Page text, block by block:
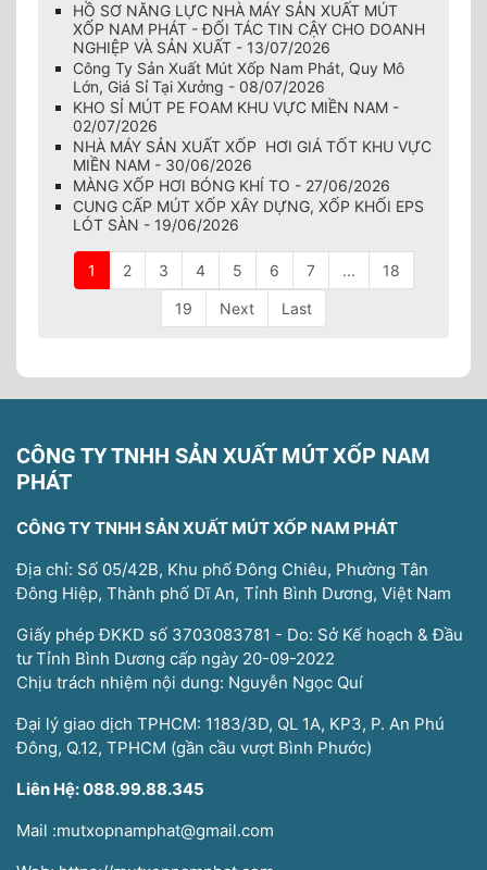
HỒ SƠ NĂNG LỰC NHÀ MÁY SẢN XUẤT MÚT
XỐP NAM PHÁT - ĐỐI TÁC TIN CẬY CHO DOANH
NGHIỆP VÀ SẢN XUẤT - 13/07/2026
Công Ty Sản Xuất Mút Xốp Nam Phát, Quy Mô
Lớn, Giá Sỉ Tại Xưởng - 08/07/2026
KHO SỈ MÚT PE FOAM KHU VỰC MIỀN NAM -
02/07/2026
NHÀ MÁY SẢN XUẤT XỐP HƠI GIÁ TỐT KHU VỰC
MIỀN NAM - 30/06/2026
MÀNG XỐP HƠI BÓNG KHÍ TO - 27/06/2026
CUNG CẤP MÚT XỐP XÂY DỰNG, XỐP KHỐI EPS
LÓT SÀN - 19/06/2026
1 2 3 4 5 6 7 ... 18
19 Next Last
CÔNG TY TNHH SẢN XUẤT MÚT XỐP NAM
PHÁT
CÔNG TY TNHH SẢN XUẤT MÚT XỐP NAM PHÁT
Địa chỉ: Số 05/42B, Khu phố Đông Chiêu, Phường Tân
Đông Hiệp, Thành phố Dĩ An, Tỉnh Bình Dương, Việt Nam
Giấy phép ĐKKD số 3703083781 - Do: Sở Kế hoạch & Đầu
tư Tỉnh Bình Dương cấp ngày 20-09-2022
Chịu trách nhiệm nội dung: Nguyễn Ngọc Quí
Đại lý giao dịch TPHCM: 1183/3D, QL 1A, KP3, P. An Phú
Đông, Q.12, TPHCM (gần cầu vượt Bình Phước)
Liên Hệ: 088.99.88.345
Mail :mutxopnamphat@gmail.com